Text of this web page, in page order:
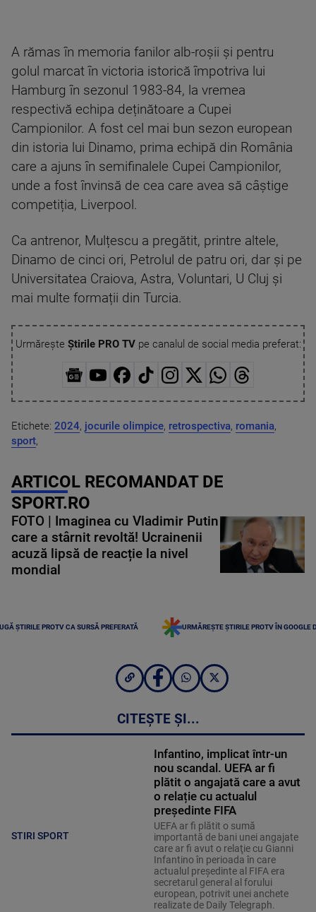
A rămas în memoria fanilor alb-roșii și pentru
golul marcat în victoria istorică împotriva lui
Hamburg în sezonul 1983-84, la vremea
respectivă echipa deținătoare a Cupei
Campionilor. A fost cel mai bun sezon european
din istoria lui Dinamo, prima echipă din România
care a ajuns în semifinalele Cupei Campionilor,
unde a fost învinsă de cea care avea să câștige
competiția, Liverpool.
Ca antrenor, Mulțescu a pregătit, printre altele,
Dinamo de cinci ori, Petrolul de patru ori, dar și pe
Universitatea Craiova, Astra, Voluntari, U Cluj și
mai multe formații din Turcia.
Urmărește Știrile PRO TVpe canalul de social media preferat:
Etichete: 2024, jocurile olimpice, retrospectiva, romania,
sport,
ARTICOL RECOMANDAT DE
SPORT.RO
FOTO | Imaginea cu Vladimir Putin
care a stârnit revoltă! Ucrainenii
acuză lipsă de reacție la nivel
mondial
ȘTIRILE PROTV CA SURSĂ PREFERATĂ URMĂREȘTE ȘTIRILE PROTV ÎN GOOGLE
CITEȘTE ȘI...
STIRI SPORT
Infantino, implicat într-un
nou scandal. UEFA ar fi
plătit o angajată care a avut
o relație cu actualul
președinte FIFA
UEFA ar fi plătit o sumă
importantă de bani unei angajate
care ar fi avut o relaţie cu Gianni
Infantino în perioada în care
actualul preşedinte al FIFA era
secretarul general al forului
european, potrivit unei anchete
realizate de Daily Telegraph.